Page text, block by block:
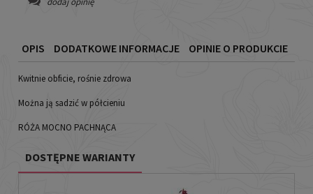
OPIS DODATKOWE INFORMACJE OPINIE O PRODUKCIE
Kwitnie obficie, rośnie zdrowa
Można ją sadzić w półcieniu
RÓŻA MOCNO PACHNĄCA
DOSTĘPNE WARIANTY